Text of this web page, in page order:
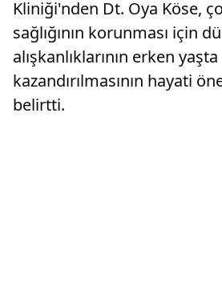
Kliniği'nden Dt. Oya Köse,
sağlığının korunması için
alışkanlıklarının erken yaşta
kazandırılmasının hayati
belirtti.